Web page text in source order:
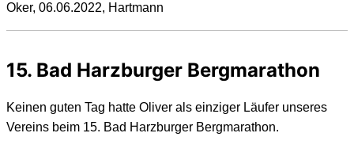
Oker, 06.06.2022, Hartmann
15. Bad Harzburger Bergmarathon
Keinen guten Tag hatte Oliver als einziger Läufer unseres
Vereins beim 15. Bad Harzburger Bergmarathon.